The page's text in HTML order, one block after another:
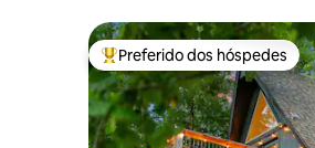
Entre os melhores preferidos
Preferido dos hóspedes